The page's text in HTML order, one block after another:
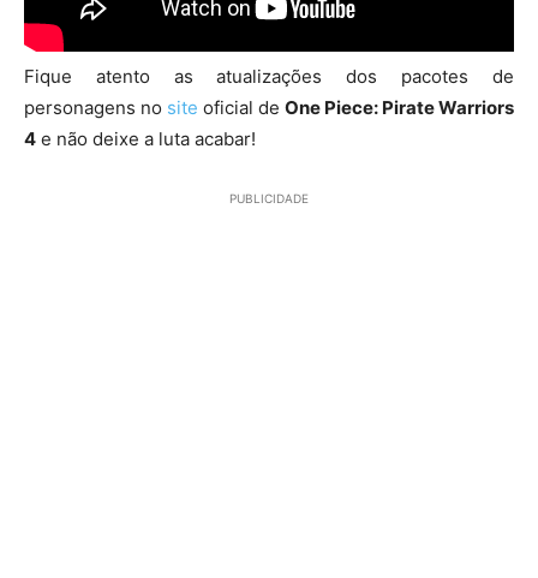
Fique atento as atualizações dos pacotes de
personagens no site oficial de One Piece: Pirate Warriors
4 e não deixe a luta acabar!
PUBLICIDADE